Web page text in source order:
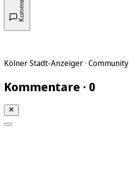
Kölner Stadt-Anzeiger · Community
Kommentare · 0